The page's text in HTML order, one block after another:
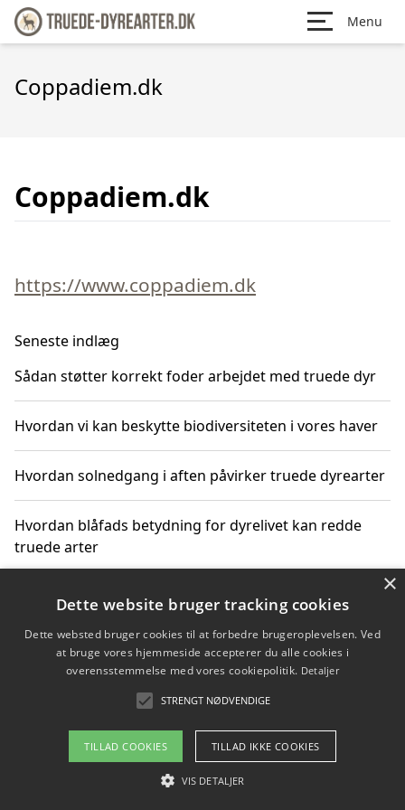
Menu
Coppadiem.dk
Coppadiem.dk
https://www.coppadiem.dk
Seneste indlæg
Sådan støtter korrekt foder arbejdet med truede dyr
Hvordan vi kan beskytte biodiversiteten i vores haver
Hvordan solnedgang i aften påvirker truede dyrearter
Hvordan blåfads betydning for dyrelivet kan redde
truede arter
Hvordan kan gaver til unge voksne støtte bevarelsen
Copyright 2026 - Pilanto Aps
Om / kontakt
Blog Betingelser
×
Dette website bruger tracking cookies
Dette websted bruger cookies til at forbedre brugeroplevelsen. Ved
at bruge vores hjemmeside accepterer du alle cookies i
overensstemmelse med vores cookiepolitik. Detaljer
STRENGT NØDVENDIGE
TILLAD COOKIES TILLAD IKKE COOKIES
VIS DETALJER